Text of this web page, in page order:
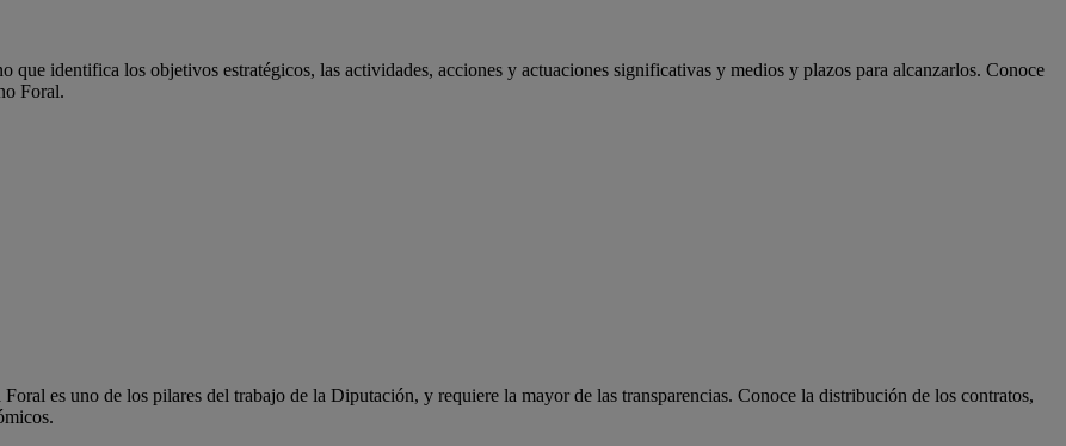
identifica los objetivos estratégicos, las actividades, acciones y actuaciones significativas y medios y plazos para alcanzarlos. Conoce
Foral.
es uno de los pilares del trabajo de la Diputación, y requiere la mayor de las transparencias. Conoce la distribución de los contratos,